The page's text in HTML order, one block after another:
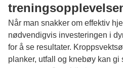
Når man snakker om effektiv
nødvendigvis investeringen i
for å se resultater.
planker, utfall og knebøy kan gi